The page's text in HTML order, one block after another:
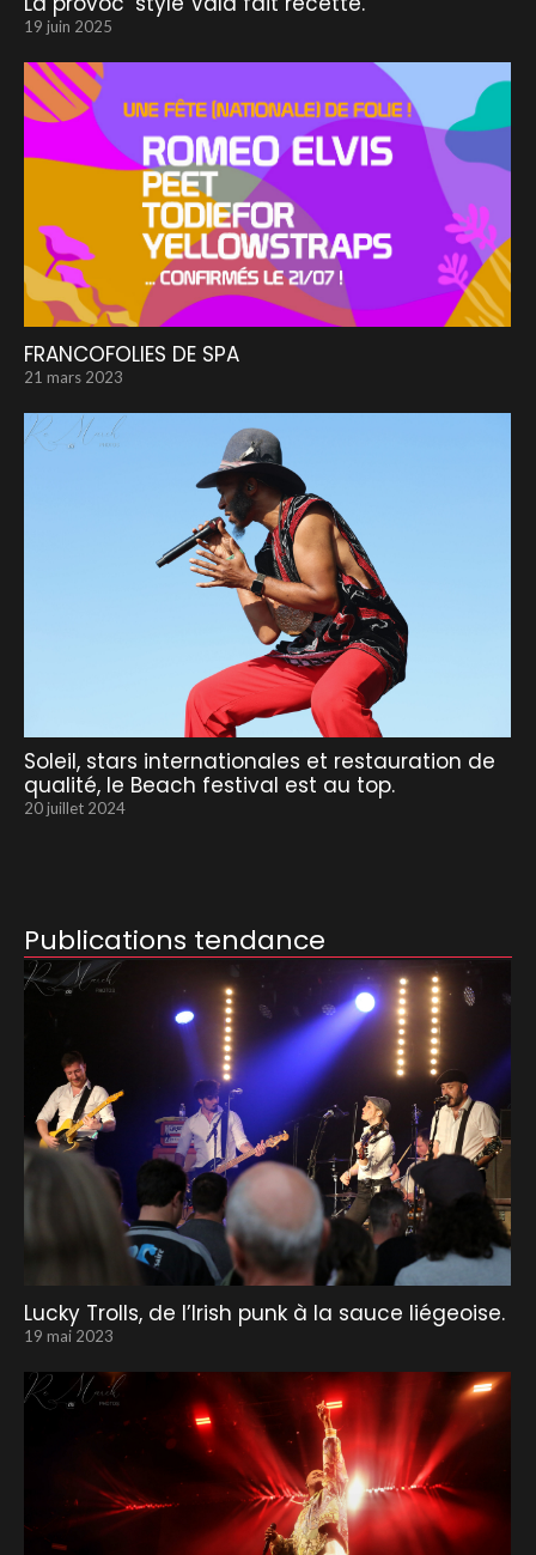
19 juin 2025
FRANCOFOLIES DE SPA
21 mars 2023
Soleil, stars internationales et restauration de
qualité, le Beach festival est au top.
20 juillet 2024
Publications tendance
Lucky Trolls, de l’Irish punk à la sauce liégeoise.
19 mai 2023